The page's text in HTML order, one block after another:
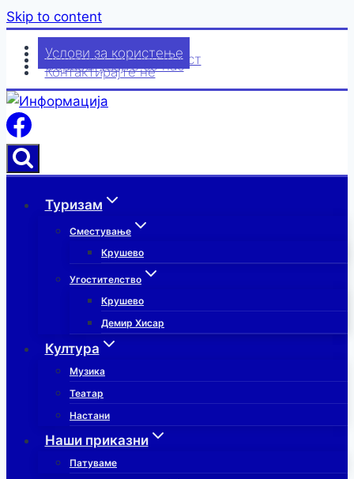
Skip to content
Импресум
Услови за користење
Политика за приватност
Соработувајте со нас
Контактирајте нè
Туризам
Сместување
Крушево
Угостителство
Крушево
Демир Хисар
Култура
Музика
Театар
Настани
Наши приказни
Патуваме